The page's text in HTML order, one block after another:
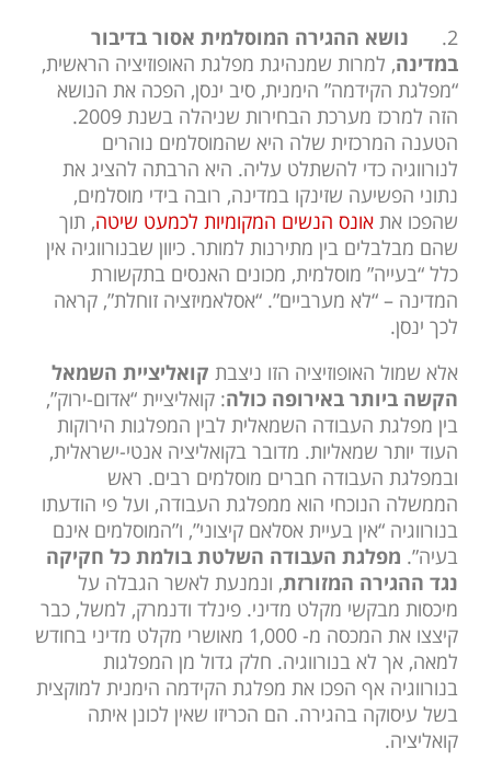
2.
נושא ההגירה המוסלמית אסור בדיבור
במדינה, למרות שמנהיגת מפלגת האופוזיציה הראשית,
“מפלגת הקידמה” הימנית, סיב ינסן, הפכה את הנושא
הזה למרכז מערכת הבחירות שניהלה בשנת 2009.
הטענה המרכזית שלה היא שהמוסלמים נוהרים
לנורווגיה כדי להשתלט עליה. היא הרבתה להציג את
נתוני הפשיעה שזינקו במדינה, רובה בידי מוסלמים,
שהפכו את אונס הנשים המקומיות לכמעט שיטה, תוך
שהם מבלבלים בין מתירנות למותר. כיוון שבנורווגיה אין
כלל “בעייה” מוסלמית, מכונים האנסים בתקשורת
המדינה – “לא מערביים”. “אסלאמיזציה זוחלת”, קראה
לכך ינסן.
אלא שמול האופוזיציה הזו ניצבת קואליציית השמאל
הקשה ביותר באירופה כולה: קואליציית “אדום-ירוק”,
בין מפלגת העבודה השמאלית לבין המפלגות הירוקות
העוד יותר שמאליות. מדובר בקואליציה אנטי-ישראלית,
ובמפלגת העבודה חברים מוסלמים רבים. ראש
הממשלה הנוכחי הוא ממפלגת העבודה, ועל פי הודעתו
בנורווגיה “אין בעיית אסלאם קיצוני”, ו”המוסלמים אינם
בעיה”. מפלגת העבודה השלטת בולמת כל חקיקה
נגד ההגירה המזורזת, ונמנעת לאשר הגבלה על
מיכסות מבקשי מקלט מדיני. פינלד ודנמרק, למשל, כבר
קיצצו את המכסה מ- 1,000 מאושרי מקלט מדיני בחודש
למאה, אך לא בנורווגיה. חלק גדול מן המפלגות
בנורווגיה אף הפכו את מפלגת הקידמה הימנית למוקצית
בשל עיסוקה בהגירה. הם הכריזו שאין לכונן איתה
קואליציה.